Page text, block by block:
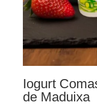
Iogurt
de Maduixa